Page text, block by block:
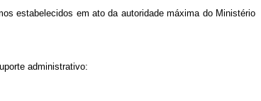
estabelecidos em ato da autoridade máxima do Ministério
administrativo: